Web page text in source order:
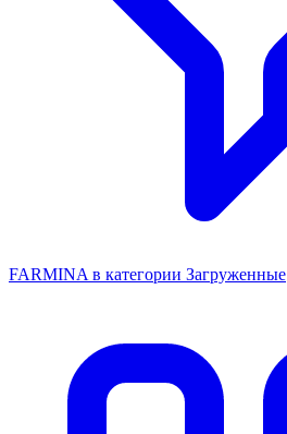
FARMINA в категории Загруженные